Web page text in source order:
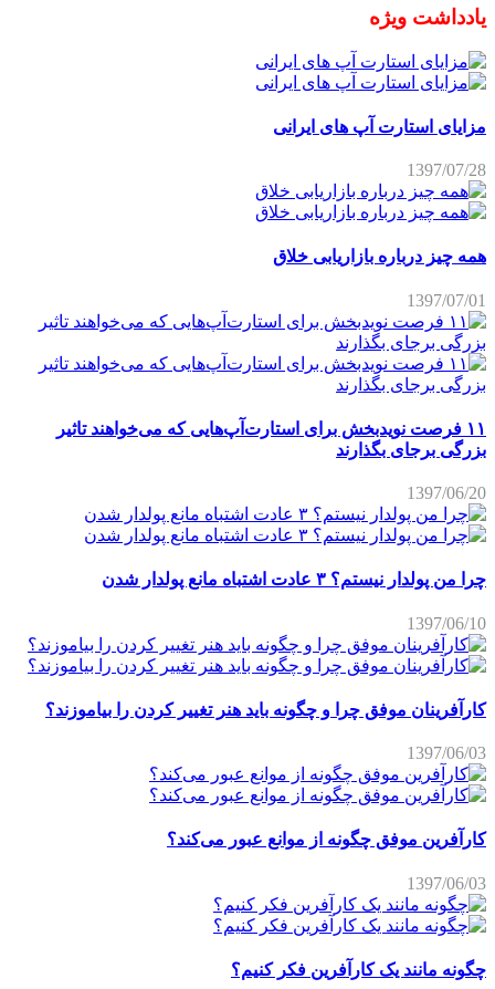
یادداشت ویژه
مزایای استارت آپ های ایرانی
1397/07/28
همه چیز درباره بازاریابی خلاق
1397/07/01
۱۱ فرصت نویدبخش برای استارت‌آپ‌هایی که می‌خواهند تاثیر
بزرگی برجای بگذارند
1397/06/20
چرا من پولدار نیستم؟ ۳ عادت اشتباه مانع پولدار شدن
1397/06/10
کارآفرینان موفق چرا و چگونه باید هنر تغییر کردن را بیاموزند؟
1397/06/03
کارآفرین موفق چگونه از موانع عبور می‌کند؟
1397/06/03
چگونه مانند یک کارآفرین فکر کنیم؟